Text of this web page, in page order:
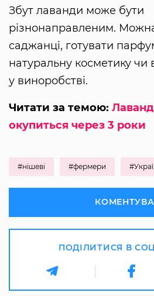
Збут лаванди може бути
різнонаправленим.
саджанці, готувати
натуральну косметику чи
у виноробстві.
Читати за темою:
окупиться через 3 роки
#нішеві #фермери
ПОДІЛИТИСЯ В